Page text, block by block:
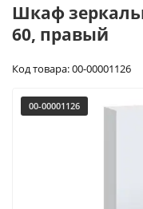
Шкаф
60, правый
Код товара: 00-00001126
00-00001126